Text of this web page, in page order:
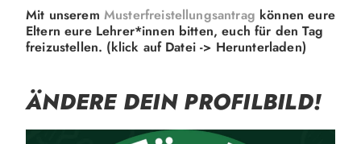
Mit unserem Musterfreistellungsantrag können eure
Eltern eure Lehrer*innen bitten, euch für den Tag
freizustellen. (klick auf Datei -> Herunterladen)
ÄNDERE DEIN PROFILBILD!